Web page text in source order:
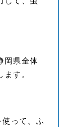
岡県全体
す。
って、ふ